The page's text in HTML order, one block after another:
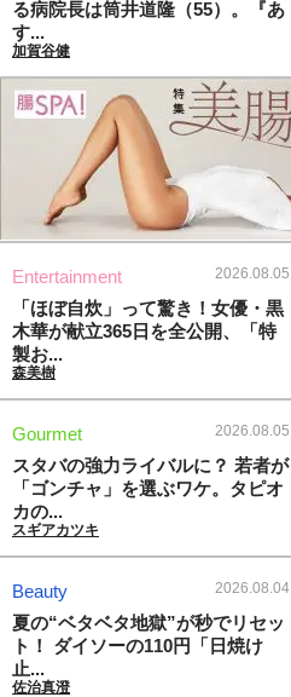
る病院長は筒井道隆（55）。『あ
す...
加賀谷健
Entertainment 2026.08.05
「ほぼ自炊」って驚き！女優・黒
木華が献立365日を全公開、「特
製お...
森美樹
Gourmet 2026.08.05
スタバの強力ライバルに？ 若者が
「ゴンチャ」を選ぶワケ。タピオ
カの...
スギアカツキ
Beauty 2026.08.04
夏の“ベタベタ地獄”が秒でリセッ
ト！ ダイソーの110円「日焼け
止...
佐治真澄